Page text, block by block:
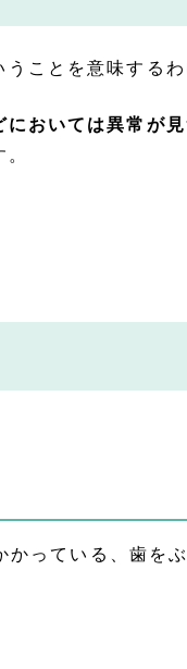
ことを意味するわ
おいては異常が
っている、歯を